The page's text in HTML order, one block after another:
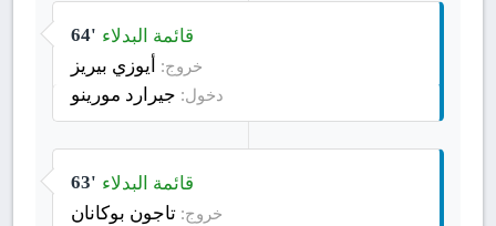
64' قائمة البدلاء
خروج: أيوزي بيريز
دخول: جيرارد مورينو
63' قائمة البدلاء
خروج: تاجون بوكانان